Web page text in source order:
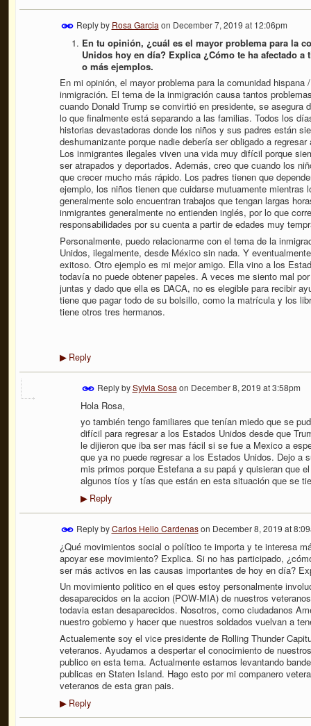
Reply by Rosa Garcia on December 7, 2019 at 12:06pm
En tu opinión, ¿cuál es el mayor problema para la
Unidos hoy en día? Explica ¿Cómo te ha afectado
o más ejemplos.
En mi opinión, el mayor problema para la comunidad
inmigración. El tema de la inmigración causa tantos
cuando Donald Trump se convirtió en presidente, se asegura
lo que finalmente está separando a las familias. Todos los
historias devastadoras donde los niños y sus padres están
deshumanizante porque nadie debería ser obligado a
Los inmigrantes ilegales viven una vida muy difícil porque
ser atrapados y deportados. Además, creo que cuando los
que crecer mucho más rápido. Los padres tienen que
ejemplo, los niños tienen que cuidarse mutuamente mientras
generalmente solo encuentran trabajos que tengan largas
inmigrantes generalmente no entienden inglés, por lo que
responsabilidades por su cuenta a partir de edades muy
Personalmente, puedo relacionarme con el tema de la
Unidos, ilegalmente, desde México sin nada. Y
exitoso. Otro ejemplo es mi mejor amigo. Ella vino a los
todavía no puede obtener papeles. A veces me siento mal
juntas y dado que ella es DACA, no es elegible para recibir
tiene que pagar todo de su bolsillo, como la matrícula y los
tiene otros tres hermanos.
▶Reply
Reply bySylvia Sosa on December 8, 2019 at 3:58pm
Hola Rosa,
yo también tengo familiares que tenían miedo que se
difícil para regresar a los Estados Unidos desde que
le dijieron que iba ser mas fácil si se fue a Mexico a
que ya no puede regresar a los Estados Unidos. Dejo
mis primos porque Estefana a su papá y quisieran que
algunos tíos y tías que están en esta situación que se
▶Reply
Reply byCarlos Helio Cardenason December 8, 2019 at
¿Qué movimientos social o político te importa y te interesa
apoyar ese movimiento? Explica. Si no has participado,
ser más activos en las causas importantes de hoy en día?
Un movimiento politico en el ques estoy personalmente
desaparecidos en la accion (POW-MIA) de nuestros
todavia estan desaparecidos. Nosotros, como ciudadanos
nuestro gobierno y hacer que nuestros soldados vuelvan a
Actualemente soy el vice presidente de Rolling Thunder
veteranos. Ayudamos a despertar el conocimiento de
publico en esta tema. Actualmente estamos levantando
publicas en Staten Island. Hago esto por mi companero
veteranos de esta gran pais.
▶Reply